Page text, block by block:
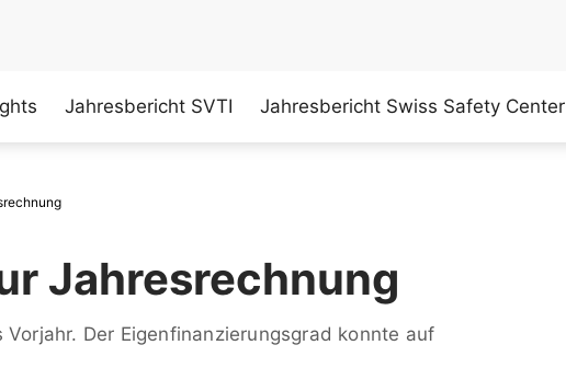
Jahresbericht SVTI Jahresbericht Swiss Safety Center
Jahresrechnung
Der Eigenfinanzierungsgrad konnte auf